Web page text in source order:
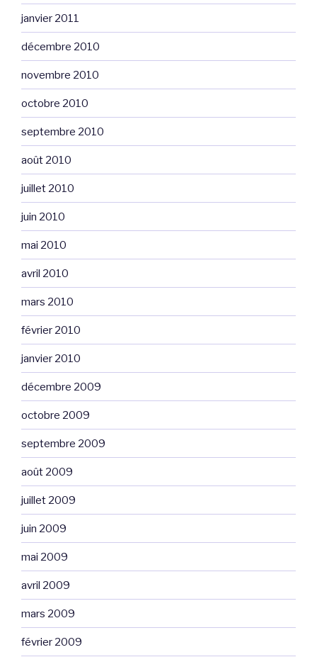
janvier 2011
décembre 2010
novembre 2010
octobre 2010
septembre 2010
août 2010
juillet 2010
juin 2010
mai 2010
avril 2010
mars 2010
février 2010
janvier 2010
décembre 2009
octobre 2009
septembre 2009
août 2009
juillet 2009
juin 2009
mai 2009
avril 2009
mars 2009
février 2009